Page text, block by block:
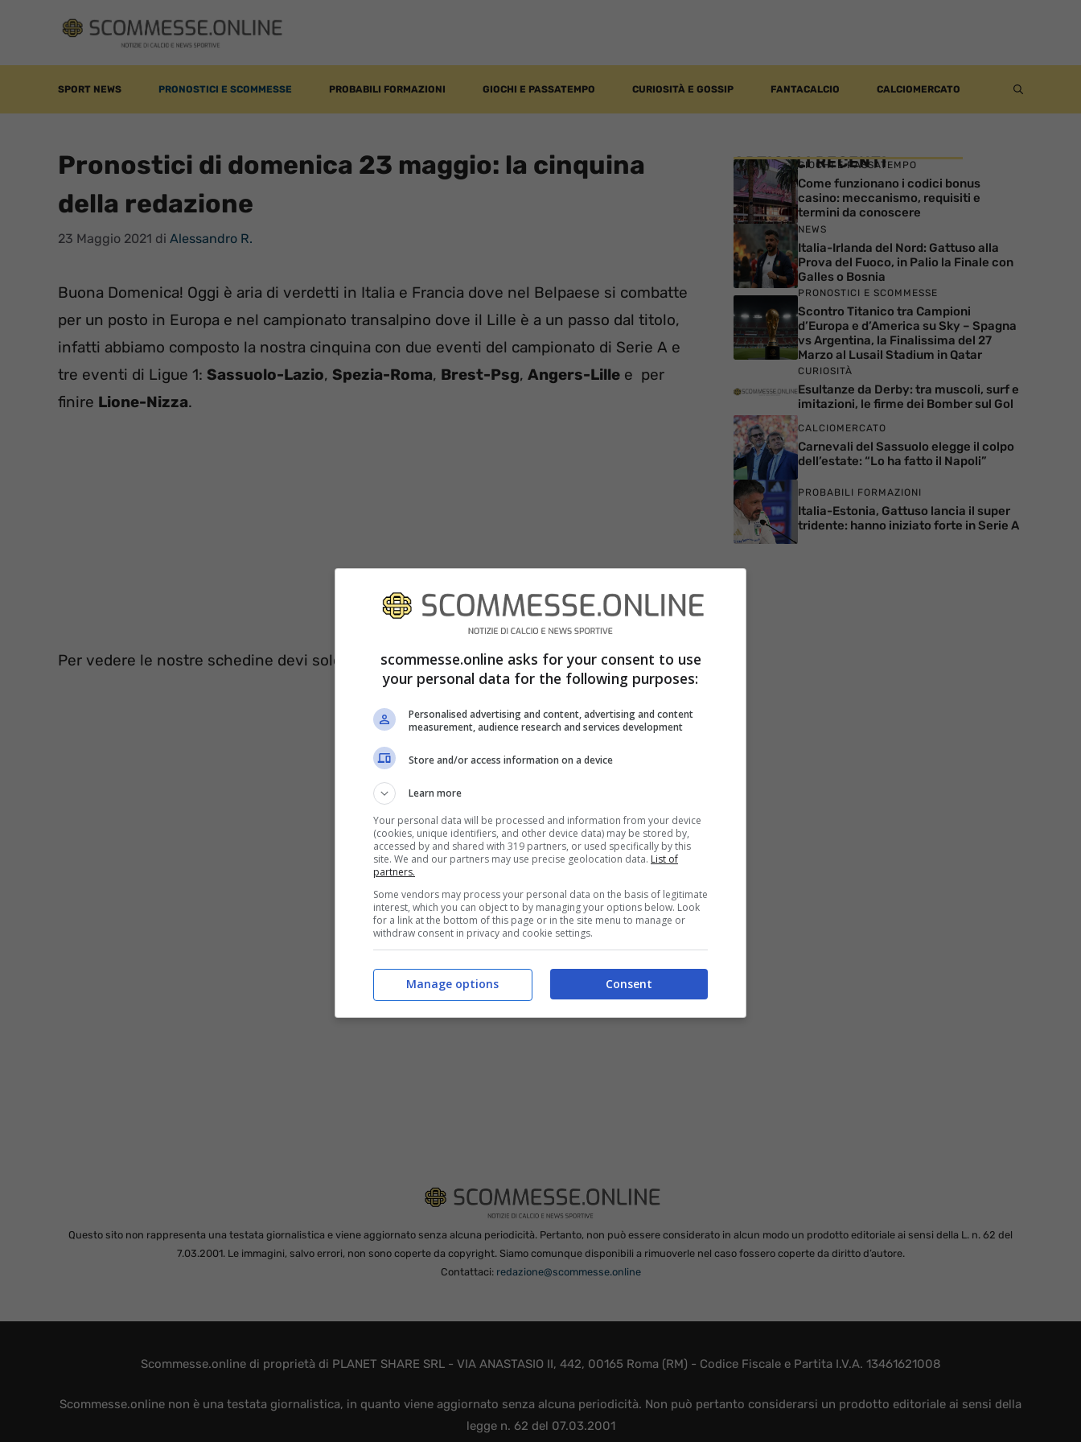
contenuto
SPORT NEWS PRONOSTICI E SCOMMESSE PROBABILI FORMAZIONI GIOCHI E PASSATEMPO CURIOSITÀ E GOSSIP FANTACALCIO CALCIOMERCATO
Pronostici di domenica 23 maggio: la cinquina
della redazione
23 Maggio 2021 di Alessandro R.
Buona Domenica! Oggi è aria di verdetti in Italia e Francia dove nel Belpaese si combatte
per un posto in Europa e nel campionato transalpino dove il Lille è a un passo dal titolo,
infatti abbiamo composto la nostra cinquina con due eventi del campionato di Serie A e
tre eventi di Ligue 1: Sassuolo-Lazio, Spezia-Roma, Brest-Psg, Angers-Lille e per
finire Lione-Nizza.
Per vedere le nostre schedine devi solo seguirci nel nostro canale TelegramClicca Qui
ARTICOLI RECENTI
GIOCHI E PASSATEMPO
Come funzionano i codici bonus
casino: meccanismo, requisiti e
termini da conoscere
NEWS
Italia-Irlanda del Nord: Gattuso alla
Prova del Fuoco, in Palio la Finale con
Galles o Bosnia
PRONOSTICI E SCOMMESSE
Scontro Titanico tra Campioni
d’Europa e d’America su Sky – Spagna
vs Argentina, la Finalissima del 27
Marzo al Lusail Stadium in Qatar
CURIOSITÀ
Esultanze da Derby: tra muscoli, surf e
imitazioni, le firme dei Bomber sul Gol
CALCIOMERCATO
Carnevali del Sassuolo elegge il colpo
dell’estate: “Lo ha fatto il Napoli”
PROBABILI FORMAZIONI
Italia-Estonia, Gattuso lancia il super
tridente: hanno iniziato forte in Serie A
Questo sito non rappresenta una testata giornalistica e viene aggiornato senza alcuna periodicità. Pertanto, non può essere considerato in alcun modo un prodotto editoriale ai sensi della L. n. 62 del
7.03.2001. Le immagini, salvo errori, non sono coperte da copyright. Siamo comunque disponibili a rimuoverle nel caso fossero coperte da diritto d’autore.
Contattaci: redazione@scommesse.online
Scommesse.online di proprietà di PLANET SHARE SRL - VIA ANASTASIO II, 442, 00165 Roma (RM) - Codice Fiscale e Partita I.V.A. 13461621008
Scommesse.online non è una testata giornalistica, in quanto viene aggiornato senza alcuna periodicità. Non può pertanto considerarsi un prodotto editoriale ai sensi della
legge n. 62 del 07.03.2001
scommesse.online asks for your consent to use
your personal data for the following purposes:
Personalised advertising and content, advertising and content
measurement, audience research and services development
Store and/or access information on a device
Learn more
Your personal data will be processed and information from your device
(cookies, unique identifiers, and other device data) may be stored by,
accessed by and shared with 319 partners, or used specifically by this
site. We and our partners may use precise geolocation data. List of
partners.
Some vendors may process your personal data on the basis of legitimate
interest, which you can object to by managing your options below. Look
for a link at the bottom of this page or in the site menu to manage or
withdraw consent in privacy and cookie settings.
Consent
Manage options